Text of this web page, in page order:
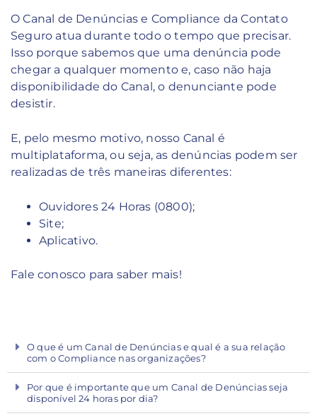
O Canal de Denúncias e Compliance da Contato
Seguro atua durante todo o tempo que precisar.
Isso porque sabemos que uma denúncia pode
chegar a qualquer momento e, caso não haja
disponibilidade do Canal, o denunciante pode
desistir.
E, pelo mesmo motivo, nosso Canal é
multiplataforma, ou seja, as denúncias podem ser
realizadas de três maneiras diferentes:
Ouvidores 24 Horas (0800);
Site;
Aplicativo.
Fale conosco para saber mais!
O que é um Canal de Denúncias e qual é a sua relação
com o Compliance nas organizações?
Por que é importante que um Canal de Denúncias seja
disponível 24 horas por dia?